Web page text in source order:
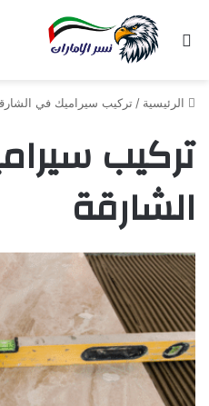
بحث عن
الرئيسية / تركيب سيراميك في
تركيب
الشارقة